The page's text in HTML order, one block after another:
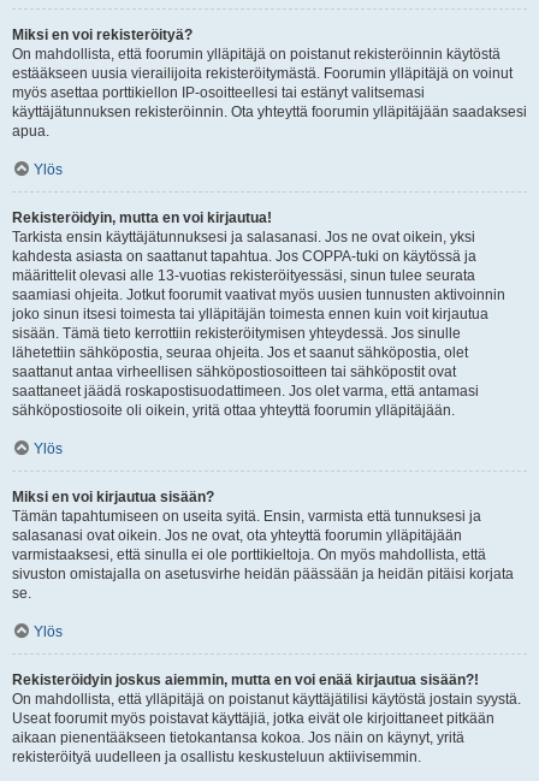
Miksi en voi rekisteröityä?
On mahdollista, että foorumin ylläpitäjä on poistanut rekisteröinnin käytöstä
estääkseen uusia vierailijoita rekisteröitymästä. Foorumin ylläpitäjä on voinut
myös asettaa porttikiellon IP-osoitteellesi tai estänyt valitsemasi
käyttäjätunnuksen rekisteröinnin. Ota yhteyttä foorumin ylläpitäjään saadaksesi
apua.
Ylös
Rekisteröidyin, mutta en voi kirjautua!
Tarkista ensin käyttäjätunnuksesi ja salasanasi. Jos ne ovat oikein, yksi
kahdesta asiasta on saattanut tapahtua. Jos COPPA-tuki on käytössä ja
määrittelit olevasi alle 13-vuotias rekisteröityessäsi, sinun tulee seurata
saamiasi ohjeita. Jotkut foorumit vaativat myös uusien tunnusten aktivoinnin
joko sinun itsesi toimesta tai ylläpitäjän toimesta ennen kuin voit kirjautua
sisään. Tämä tieto kerrottiin rekisteröitymisen yhteydessä. Jos sinulle
lähetettiin sähköpostia, seuraa ohjeita. Jos et saanut sähköpostia, olet
saattanut antaa virheellisen sähköpostiosoitteen tai sähköpostit ovat
saattaneet jäädä roskapostisuodattimeen. Jos olet varma, että antamasi
sähköpostiosoite oli oikein, yritä ottaa yhteyttä foorumin ylläpitäjään.
Ylös
Miksi en voi kirjautua sisään?
Tämän tapahtumiseen on useita syitä. Ensin, varmista että tunnuksesi ja
salasanasi ovat oikein. Jos ne ovat, ota yhteyttä foorumin ylläpitäjään
varmistaaksesi, että sinulla ei ole porttikieltoja. On myös mahdollista, että
sivuston omistajalla on asetusvirhe heidän päässään ja heidän pitäisi korjata
se.
Ylös
Rekisteröidyin joskus aiemmin, mutta en voi enää kirjautua sisään?!
On mahdollista, että ylläpitäjä on poistanut käyttäjätilisi käytöstä jostain syystä.
Useat foorumit myös poistavat käyttäjiä, jotka eivät ole kirjoittaneet pitkään
aikaan pienentääkseen tietokantansa kokoa. Jos näin on käynyt, yritä
rekisteröityä uudelleen ja osallistu keskusteluun aktiivisemmin.